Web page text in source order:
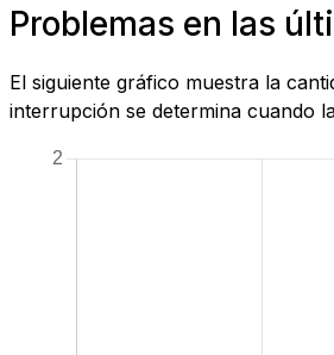
Problemas en las
El siguiente gráfico muestra la
interrupción se determina cuando